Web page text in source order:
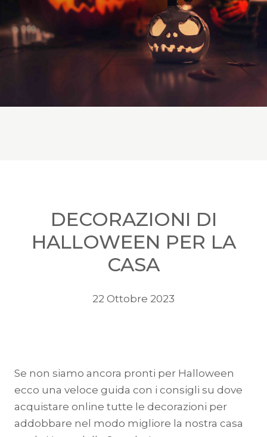
DECORAZIONI DI
HALLOWEEN PER LA
CASA
22 Ottobre 2023
Se non siamo ancora pronti per Halloween
ecco una veloce guida con i consigli su dove
acquistare online tutte le decorazioni per
addobbare nel modo migliore la nostra casa